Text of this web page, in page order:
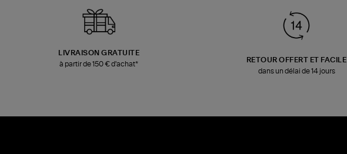
LIVRAISON GRATUITE
à partir de 150 € d'achat*
RETOUR OFFERT ET FACILE
dans un délai de 14 jours